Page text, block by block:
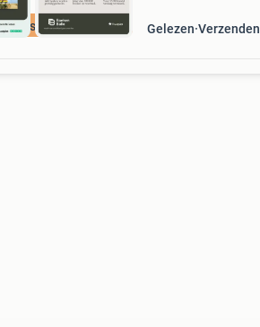
prijs Gelezen Verzenden